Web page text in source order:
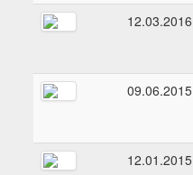
12.03.2016
09.06.2015
12.01.2015